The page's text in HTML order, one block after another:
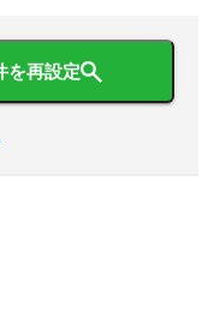
を再設定